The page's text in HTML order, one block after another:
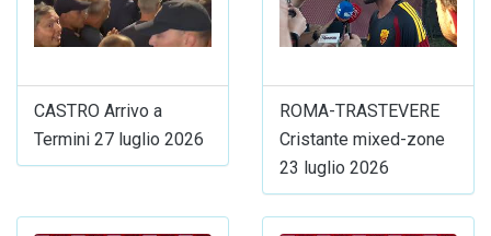
CASTRO Arrivo a
Termini 27 luglio 2026
ROMA-TRASTEVERE
Cristante mixed-zone
23 luglio 2026